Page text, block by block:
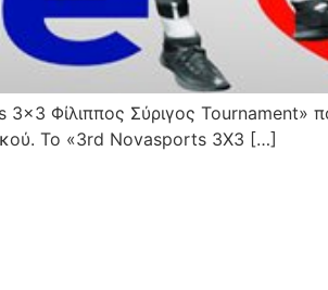
Φίλιππος Σύριγος
Το «3rd Novasports 3X3 […]